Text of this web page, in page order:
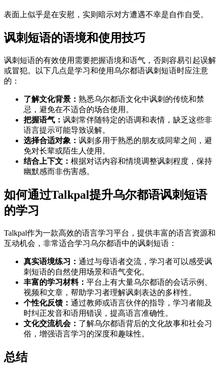
表面上似乎是在安慰，实则暗示对方遭遇不幸是自作自受。
讽刺短语的语境和使用技巧
讽刺短语的有效使用需要把握语境和语气，否则容易引起误解
或冒犯。以下几点是学习和使用乌尔都语讽刺短语时应注意
的：
了解文化背景： 熟悉乌尔都语文化中讽刺的传统和禁
忌，避免在不适合的场合使用。
把握语气： 讽刺常伴随特定的语调和表情，缺乏这些非
语言提示可能导致误解。
选择合适对象： 讽刺多用于熟悉的朋友或同辈之间，避
免对长辈或陌生人使用。
结合上下文： 根据对话内容和情境调整讽刺程度，保持
幽默感而非伤害感。
如何通过Talkpal提升乌尔都语讽刺短语
的学习
Talkpal作为一款高效的语言学习平台，提供丰富的语言资源和
互动机会，非常适合学习乌尔都语中的讽刺短语：
真实语境练习： 通过与母语者交流，学习者可以感受讽
刺短语的自然使用场景和语气变化。
丰富的学习材料： 平台上有大量乌尔都语的会话示例、
视频和文章，帮助学习者理解讽刺表达的多样性。
个性化反馈： 通过教师或语言伙伴的指导，学习者能及
时纠正发音和语用错误，提高语言准确性。
文化交流机会： 了解乌尔都语背后的文化故事和社会习
俗，增强语言学习的深度和趣味性。
总结